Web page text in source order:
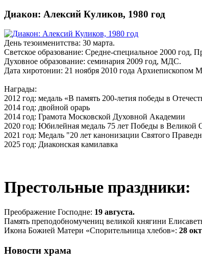
Диакон: Алексий Куликов, 1980 год
День тезоименитства: 30 марта.
Светское образование: Средне-специальное 2000
Духовное образование: семинария 2009 год, МДС.
Дата хиротонии: 21 ноября 2010 года Архиепископом
Награды:
2012 год: медаль «В память 200-летия победы в
2014 год: двойной орарь
2014 год: Грамота Московской Духовной Академии
2020 год: Юбилейная медаль 75 лет Победы в Великой
2021 год: Медаль "20 лет канонизации Святого
2025 год: Диаконская камилавка
Престольные праздники:
Преображениe Господнe: 19 августа.
Память преподобномучениц великой княгини
Икона Божией Матери «Спорительница хлебов»: 28
Новости храма